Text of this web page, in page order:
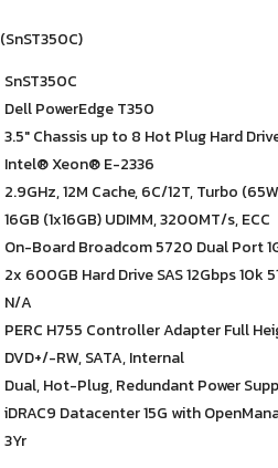
SnST350C
Dell PowerEdge T350
3.5″ Chassis up to 8 Hot Plug Hard
Intel® Xeon® E-2336
2.9GHz, 12M Cache, 6C/12T, Turbo
16GB (1x16GB) UDIMM, 3200MT/s, ECC
On-Board Broadcom 5720 Dual Port
2x 600GB Hard Drive SAS 12Gbps 10k
N/A
PERC H755 Controller Adapter Full
DVD+/-RW, SATA, Internal
Dual, Hot-Plug, Redundant Power
iDRAC9 Datacenter 15G with
3Yr